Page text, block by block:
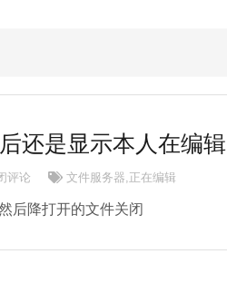
还是显示本人在编辑
务器文件关闭后还是显示本人在编辑
评论 文件服务器,正在编辑
后降打开的文件关闭